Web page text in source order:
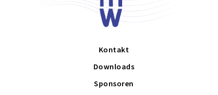
Kontakt
Downloads
Sponsoren